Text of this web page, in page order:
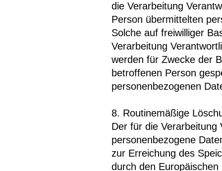
die Verarbeitung
Person übermittelten
Solche auf freiwilliger
Verarbeitung
werden für Zwecke der
betroffenen Person
personenbezogenen
8. Routinemäßige
Der für die Verarbeitung
personenbezogene
zur Erreichung des
durch den